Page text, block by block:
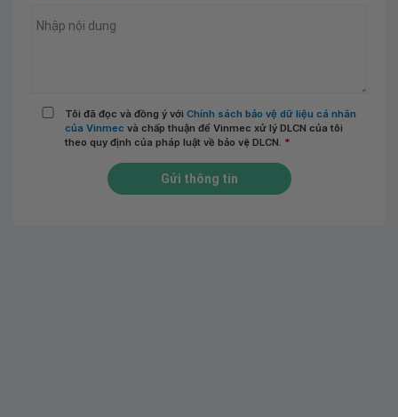
Tôi đã đọc và đồng ý với Chính sách bảo vệ dữ liệu cá nhân
của Vinmec và chấp thuận để Vinmec xử lý DLCN của tôi
theo quy định của pháp luật về bảo vệ DLCN. *
Gửi thông tin